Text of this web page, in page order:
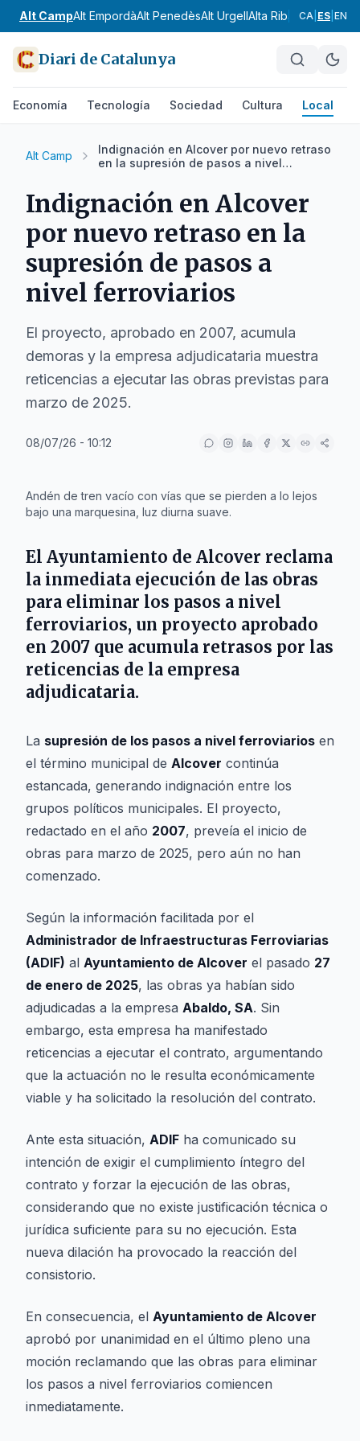
Alt CampAlt EmpordàAlt PenedèsAlt UrgellAlta RibagorçaAnoia
CA ES EN
Diari de Catalunya
Economía Tecnología Sociedad Cultura Local
Alt Camp
Indignación en Alcover por nuevo retraso
en la supresión de pasos a nivel
Indignación en Alcover
por nuevo retraso en la
supresión de pasos a
nivel ferroviarios
El proyecto, aprobado en 2007, acumula
demoras y la empresa adjudicataria muestra
reticencias a ejecutar las obras previstas para
marzo de 2025.
08/07/26 - 10:12
Andén de tren vacío con vías que se pierden a lo lejos
bajo una marquesina, luz diurna suave.
El Ayuntamiento de Alcover reclama
la inmediata ejecución de las obras
para eliminar los pasos a nivel
ferroviarios, un proyecto aprobado
en 2007 que acumula retrasos por las
reticencias de la empresa
adjudicataria.
La supresión de los pasos a nivel ferroviarios en
el término municipal de Alcover continúa
estancada, generando indignación entre los
grupos políticos municipales. El proyecto,
redactado en el año 2007, preveía el inicio de
obras para marzo de 2025, pero aún no han
comenzado.
Según la información facilitada por el
Administrador de Infraestructuras Ferroviarias
(ADIF) al Ayuntamiento de Alcover el pasado 27
de enero de 2025, las obras ya habían sido
adjudicadas a la empresa Abaldo, SA. Sin
embargo, esta empresa ha manifestado
reticencias a ejecutar el contrato, argumentando
que la actuación no le resulta económicamente
viable y ha solicitado la resolución del contrato.
Ante esta situación, ADIF ha comunicado su
intención de exigir el cumplimiento íntegro del
contrato y forzar la ejecución de las obras,
considerando que no existe justificación técnica o
jurídica suficiente para su no ejecución. Esta
nueva dilación ha provocado la reacción del
consistorio.
En consecuencia, el Ayuntamiento de Alcover
aprobó por unanimidad en el último pleno una
moción reclamando que las obras para eliminar
los pasos a nivel ferroviarios comiencen
inmediatamente.